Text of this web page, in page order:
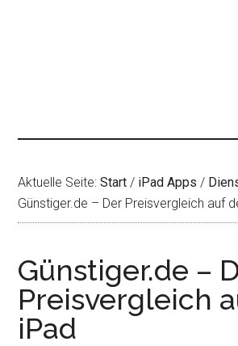
Aktuelle Seite:Start / iPad Apps /
Günstiger.de – Der Preisvergleich auf
Günstiger.de –
Preisvergleich
iPad